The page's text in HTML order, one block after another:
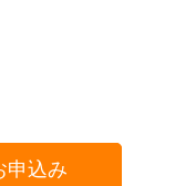
申込み